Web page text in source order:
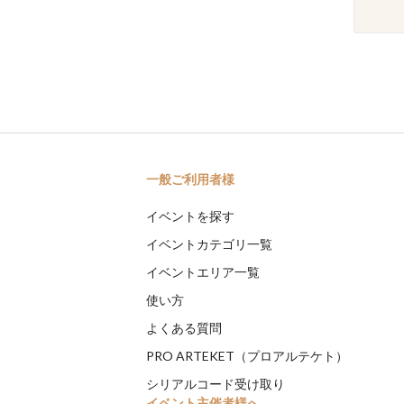
一般ご利用者様
イベントを探す
イベントカテゴリ一覧
イベントエリア一覧
使い方
よくある質問
PRO ARTEKET（プロアルテケト）
シリアルコード受け取り